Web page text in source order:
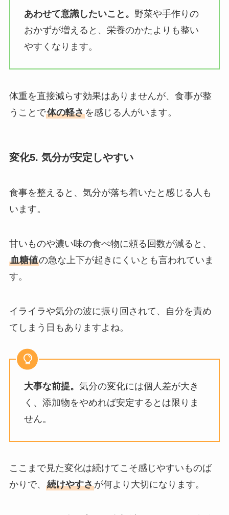
あわせて意識したいこと。 野菜や手作りの
おかずが増えると、栄養のかたよりも整い
やすくなります。
体重を直接減らす効果はありませんが、食事が整
うことで体の軽さを感じる人がいます。
変化5. 気分が安定しやすい
食事を整えると、気分が落ち着いたと感じる人も
います。
甘いものや濃い味の食べ物に頼る回数が減ると、
血糖値の急な上下が起きにくいとも言われていま
す。
イライラや気分の波に振り回されて、自分を責め
てしまう日もありますよね。
大事な前提。 気分の変化には個人差が大き
く、添加物をやめれば安定するとは限りま
せん。
ここまで見た変化は続けてこそ感じやすいものば
かりで、 続けやすさが何より大切になります。